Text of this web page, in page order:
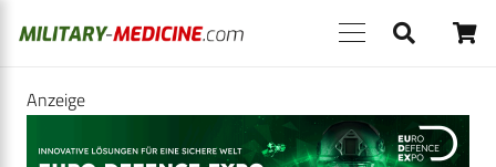
Anzeige